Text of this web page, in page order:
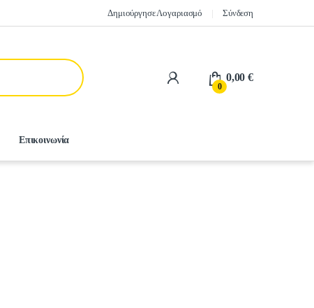
Δημιούργησε Λογαριασμό Σύνδεση
0
0,00€
Επικοινωνία